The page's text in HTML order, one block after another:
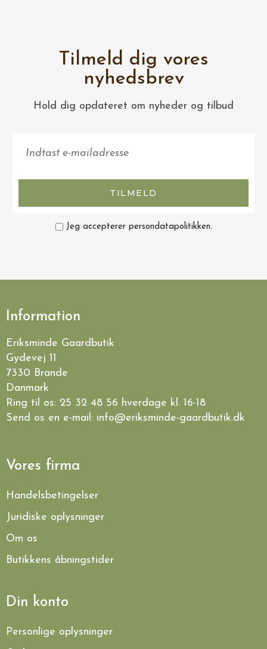
Tilmeld dig vores
nyhedsbrev
Hold dig opdateret om nyheder og tilbud
TILMELD
Jeg accepterer persondatapolitikken.
Information
Eriksminde Gaardbutik
Gydevej 11
7330 Brande
Danmark
Ring til os: 25 32 48 56 hverdage kl. 16-18
Send os en e-mail: info@eriksminde-gaardbutik.dk
Vores firma
Handelsbetingelser
Juridiske oplysninger
Om os
Butikkens åbningstider
Din konto
Personlige oplysninger